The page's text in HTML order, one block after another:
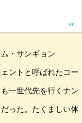
・サンギョン
ントと呼ばれたコー
一世代先を行くナン
った。たくましい体